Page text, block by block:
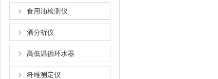
食用油检测仪
酒分析仪
高低温循环水器
纤维测定仪